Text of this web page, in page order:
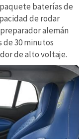
baterías de
de rodar
alemán
de 30 minutos
de alto voltaje.